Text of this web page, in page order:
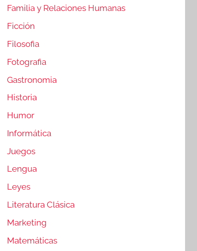
Familia y Relaciones Humanas
Ficción
Filosofia
Fotografia
Gastronomia
Historia
Humor
Informática
Juegos
Lengua
Leyes
Literatura Clásica
Marketing
Matemáticas